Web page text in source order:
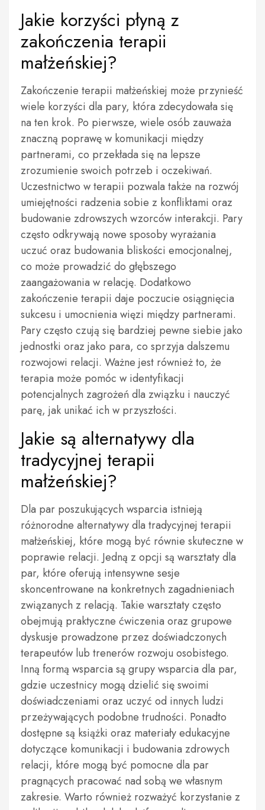
Jakie korzyści płyną z
zakończenia terapii
małżeńskiej?
Zakończenie terapii małżeńskiej może przynieść
wiele korzyści dla pary, która zdecydowała się
na ten krok. Po pierwsze, wiele osób zauważa
znaczną poprawę w komunikacji między
partnerami, co przekłada się na lepsze
zrozumienie swoich potrzeb i oczekiwań.
Uczestnictwo w terapii pozwala także na rozwój
umiejętności radzenia sobie z konfliktami oraz
budowanie zdrowszych wzorców interakcji. Pary
często odkrywają nowe sposoby wyrażania
uczuć oraz budowania bliskości emocjonalnej,
co może prowadzić do głębszego
zaangażowania w relację. Dodatkowo
zakończenie terapii daje poczucie osiągnięcia
sukcesu i umocnienia więzi między partnerami.
Pary często czują się bardziej pewne siebie jako
jednostki oraz jako para, co sprzyja dalszemu
rozwojowi relacji. Ważne jest również to, że
terapia może pomóc w identyfikacji
potencjalnych zagrożeń dla związku i nauczyć
parę, jak unikać ich w przyszłości.
Jakie są alternatywy dla
tradycyjnej terapii
małżeńskiej?
Dla par poszukujących wsparcia istnieją
różnorodne alternatywy dla tradycyjnej terapii
małżeńskiej, które mogą być równie skuteczne w
poprawie relacji. Jedną z opcji są warsztaty dla
par, które oferują intensywne sesje
skoncentrowane na konkretnych zagadnieniach
związanych z relacją. Takie warsztaty często
obejmują praktyczne ćwiczenia oraz grupowe
dyskusje prowadzone przez doświadczonych
terapeutów lub trenerów rozwoju osobistego.
Inną formą wsparcia są grupy wsparcia dla par,
gdzie uczestnicy mogą dzielić się swoimi
doświadczeniami oraz uczyć od innych ludzi
przeżywających podobne trudności. Ponadto
dostępne są książki oraz materiały edukacyjne
dotyczące komunikacji i budowania zdrowych
relacji, które mogą być pomocne dla par
pragnących pracować nad sobą we własnym
zakresie. Warto również rozważyć korzystanie z